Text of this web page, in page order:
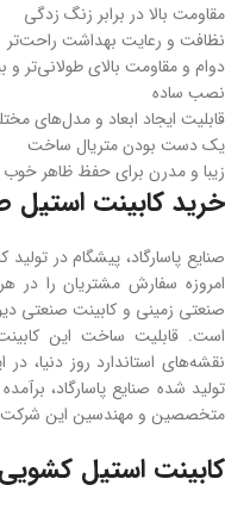
مقاومت بالا در برابر زنگ زدگی
نظافت و رعایت بهداشت راحت‌تر
دوام و مقاومت بالای طولانی‌تر و
نصب ساده
قابلیت ایجاد ابعاد و مدل‌های
یک دست بودن متریال ساخت
زیبا و مدرن برای حفظ ظاهر خوب
خرید کابینت استیل
صنایع پاسارگاد، پیشگام در
امروزه سفارش مشتریان را در
صنعتی زمینی و کابینت صنعتی
است. قابلیت ساخت این
نقشه‌های استاندارد روز دنیا،
تولید شده صنایع پاسارگاد،
متخصصین و مهندسین این
کابینت استیل کشویی